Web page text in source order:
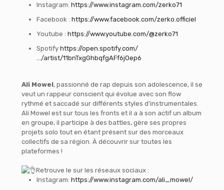
Instagram: https://www.instagram.com/zerko71
Facebook : https://www.facebook.com/zerko.officiel
Youtube : https://www.youtube.com/@zerko71
Spotify https://open.spotify.com/
…/artist/11bnTxgGhbqfgAFf6jOep6
Ali Mowel, passionné de rap depuis son adolescence, il se
veut un rappeur conscient qui évolue avec son flow
rythmé et saccadé sur différents styles d’instrumentales.
Ali Mowel est sur tous les fronts et il a à son actif un album
en groupe, il participe à des battles, gère ses propres
projets solo tout en étant présent sur des morceaux
collectifs de sa région. À découvrir sur toutes les
plateformes !
Retrouve le sur les réseaux sociaux :
Instagram: https://www.instagram.com/ali_mowel/